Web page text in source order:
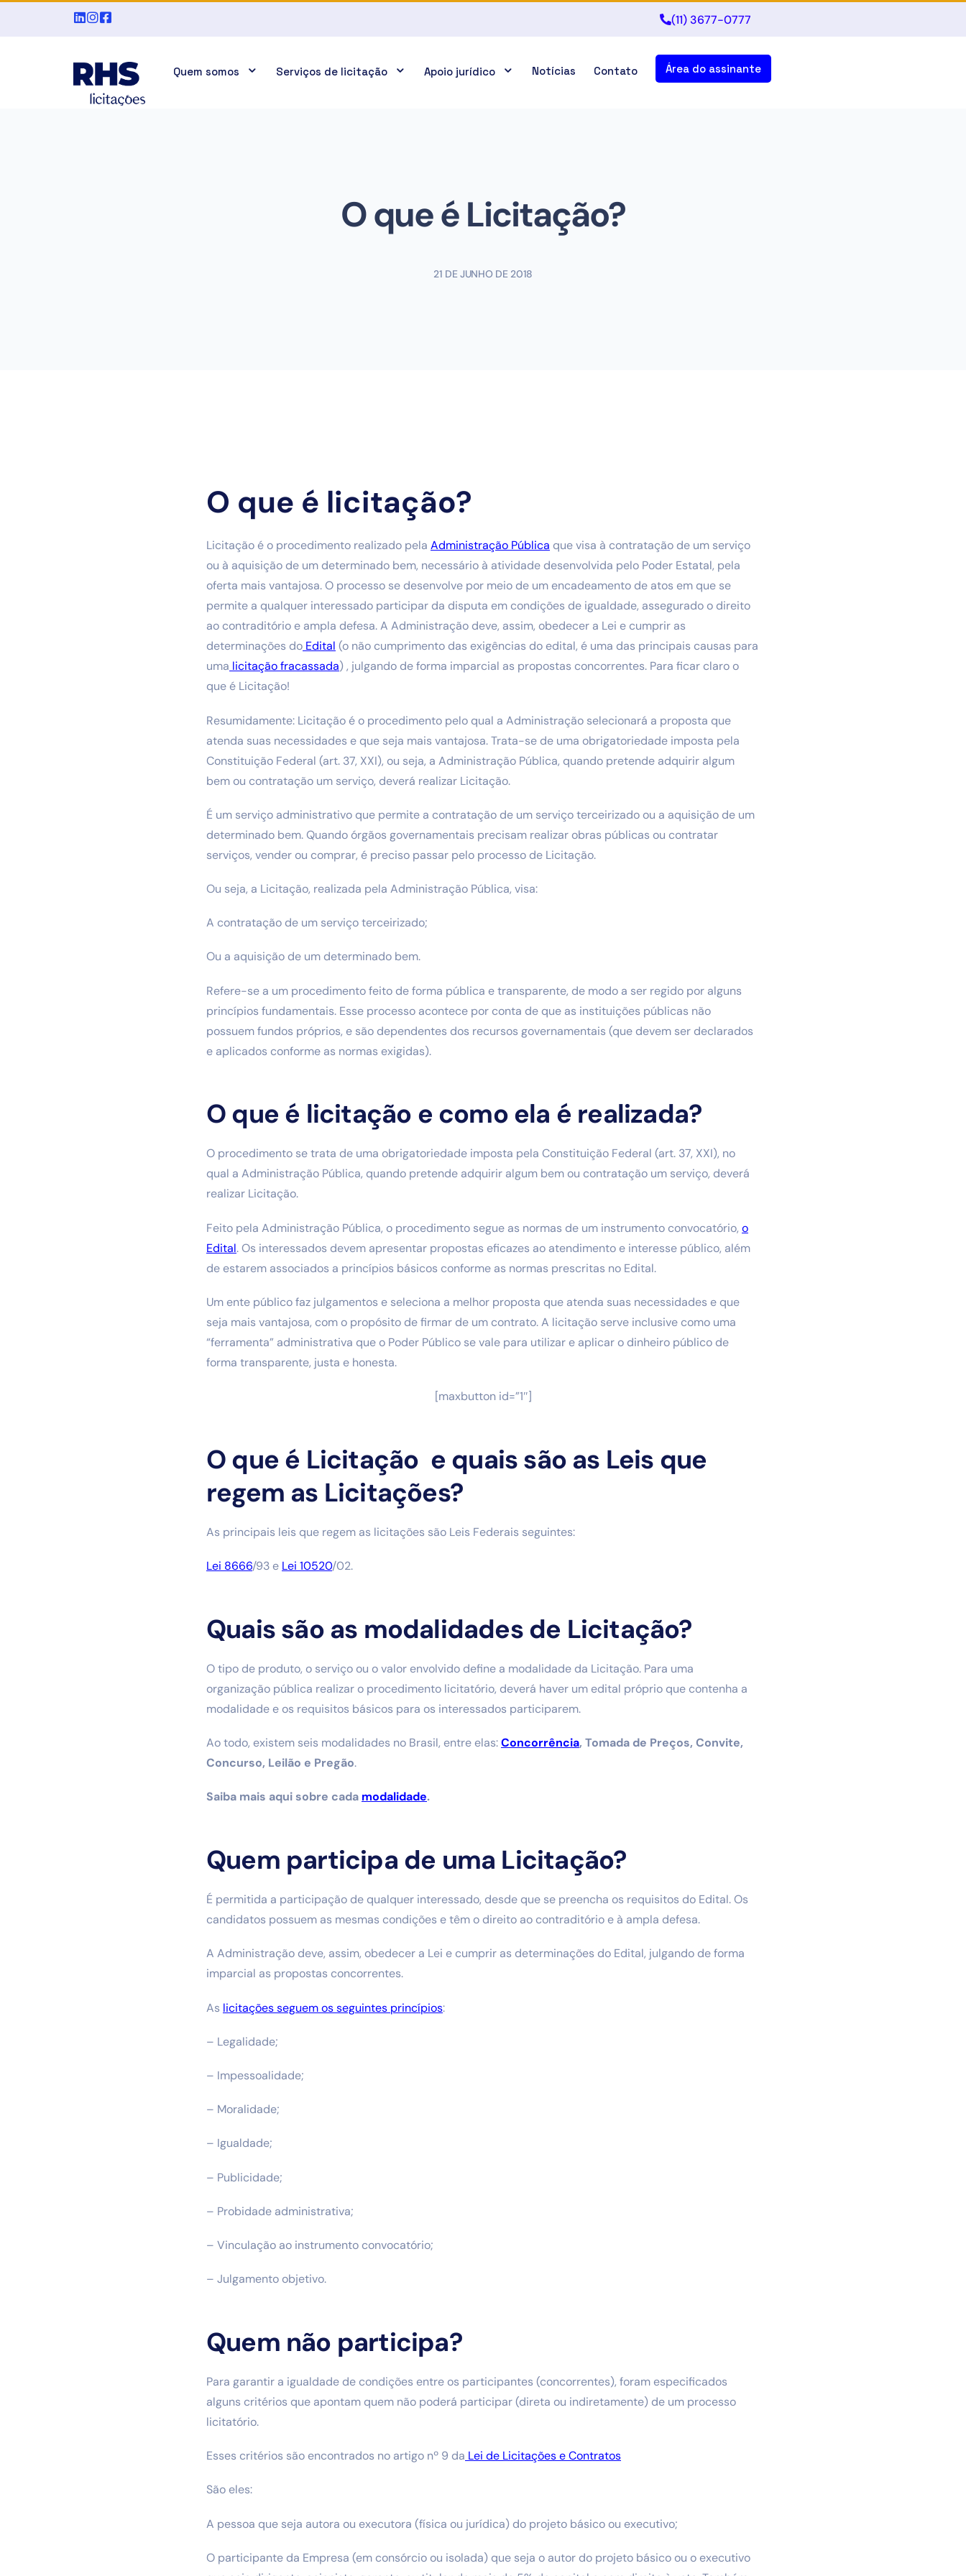
(11) 3677-0777
Quem somos Serviços de licitação Apoio jurídico Notícias Contato Área do assinante
O que é Licitação?
21 DE JUNHO DE 2018
O que é licitação?
Licitação é o procedimento realizado pela Administração Pública que visa à contratação de um serviço
ou à aquisição de um determinado bem, necessário à atividade desenvolvida pelo Poder Estatal, pela
oferta mais vantajosa. O processo se desenvolve por meio de um encadeamento de atos em que se
permite a qualquer interessado participar da disputa em condições de igualdade, assegurado o direito
ao contraditório e ampla defesa. A Administração deve, assim, obedecer a Lei e cumprir as
determinações do Edital (o não cumprimento das exigências do edital, é uma das principais causas para
uma licitação fracassada) , julgando de forma imparcial as propostas concorrentes. Para ficar claro o
que é Licitação!
Resumidamente: Licitação é o procedimento pelo qual a Administração selecionará a proposta que
atenda suas necessidades e que seja mais vantajosa. Trata-se de uma obrigatoriedade imposta pela
Constituição Federal (art. 37, XXI), ou seja, a Administração Pública, quando pretende adquirir algum
bem ou contratação um serviço, deverá realizar Licitação.
É um serviço administrativo que permite a contratação de um serviço terceirizado ou a aquisição de um
determinado bem. Quando órgãos governamentais precisam realizar obras públicas ou contratar
serviços, vender ou comprar, é preciso passar pelo processo de Licitação.
Ou seja, a Licitação, realizada pela Administração Pública, visa:
A contratação de um serviço terceirizado;
Ou a aquisição de um determinado bem.
Refere-se a um procedimento feito de forma pública e transparente, de modo a ser regido por alguns
princípios fundamentais. Esse processo acontece por conta de que as instituições públicas não
possuem fundos próprios, e são dependentes dos recursos governamentais (que devem ser declarados
e aplicados conforme as normas exigidas).
O que é licitação e como ela é realizada?
O procedimento se trata de uma obrigatoriedade imposta pela Constituição Federal (art. 37, XXI), no
qual a Administração Pública, quando pretende adquirir algum bem ou contratação um serviço, deverá
realizar Licitação.
Feito pela Administração Pública, o procedimento segue as normas de um instrumento convocatório, o
Edital. Os interessados devem apresentar propostas eficazes ao atendimento e interesse público, além
de estarem associados a princípios básicos conforme as normas prescritas no Edital.
Um ente público faz julgamentos e seleciona a melhor proposta que atenda suas necessidades e que
seja mais vantajosa, com o propósito de firmar de um contrato. A licitação serve inclusive como uma
“ferramenta” administrativa que o Poder Público se vale para utilizar e aplicar o dinheiro público de
forma transparente, justa e honesta.
[maxbutton id=”1″]
O que é Licitação e quais são as Leis que
regem as Licitações?
As principais leis que regem as licitações são Leis Federais seguintes:
Lei 8666/93 e Lei 10520/02.
Quais são as modalidades de Licitação?
O tipo de produto, o serviço ou o valor envolvido define a modalidade da Licitação. Para uma
organização pública realizar o procedimento licitatório, deverá haver um edital próprio que contenha a
modalidade e os requisitos básicos para os interessados participarem.
Ao todo, existem seis modalidades no Brasil, entre elas:Concorrência, Tomada de Preços, Convite,
Concurso, Leilão e Pregão.
Saiba mais aqui sobre cada modalidade.
Quem participa de uma Licitação?
É permitida a participação de qualquer interessado, desde que se preencha os requisitos do Edital. Os
candidatos possuem as mesmas condições e têm o direito ao contraditório e à ampla defesa.
A Administração deve, assim, obedecer a Lei e cumprir as determinações do Edital, julgando de forma
imparcial as propostas concorrentes.
As licitações seguem os seguintes princípios:
– Legalidade;
– Impessoalidade;
– Moralidade;
– Igualdade;
– Publicidade;
– Probidade administrativa;
– Vinculação ao instrumento convocatório;
– Julgamento objetivo.
Quem não participa?
Para garantir a igualdade de condições entre os participantes (concorrentes), foram especificados
alguns critérios que apontam quem não poderá participar (direta ou indiretamente) de um processo
licitatório.
Esses critérios são encontrados no artigo nº 9 da Lei de Licitações e Contratos
São eles:
A pessoa que seja autora ou executora (física ou jurídica) do projeto básico ou executivo;
O participante da Empresa (em consórcio ou isolada) que seja o autor do projeto básico ou o executivo